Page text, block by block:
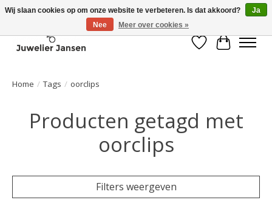
Verlanglijst
Home / Tags / oorclips
Producten getagd met
oorclips
Filters weergeven
Wij slaan cookies op om onze website te verbeteren. Is dat akkoord?
Ja
Nee
Meer over cookies »